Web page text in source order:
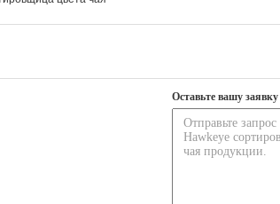
Оставьте вашу заявку